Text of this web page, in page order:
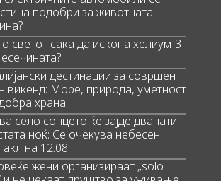
подобри за животната
светот сака да ископа хелиум-3
дестинации за совршен
викенд: Море, природа, уметност
храна
село сонцето ќе зајде двапати
ноќ: Се очекува небесен
на 12.08
жени организираат „solo